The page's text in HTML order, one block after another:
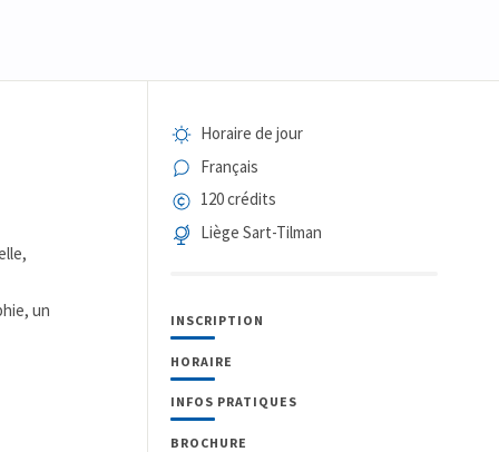
un
Horaire de jour
Français
120 crédits
Liège Sart-Tilman
INSCRIPTION
HORAIRE
INFOS PRATIQUES
BROCHURE